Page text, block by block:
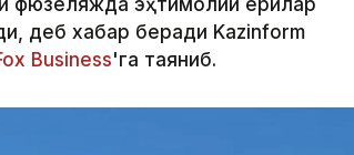
фюзеляжда эҳтимолий ёриқлар
деб хабар беради Kazinform
Business'га таяниб.